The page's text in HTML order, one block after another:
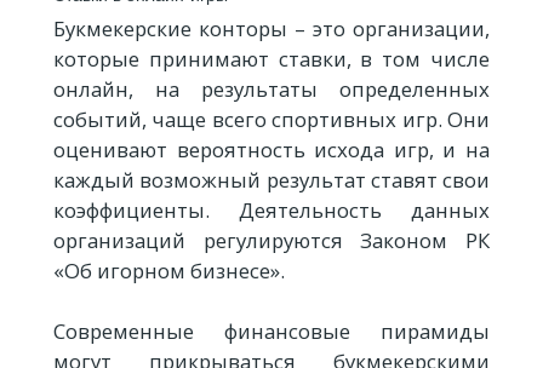
Букмекерские конторы – это организации,
которые принимают ставки, в том числе
онлайн, на результаты определенных
событий, чаще всего спортивных игр. Они
оценивают вероятность исхода игр, и на
каждый возможный результат ставят свои
коэффициенты. Деятельность данных
организаций регулируются Законом РК
«Об игорном бизнесе».
Современные финансовые пирамиды
могут прикрываться букмекерскими